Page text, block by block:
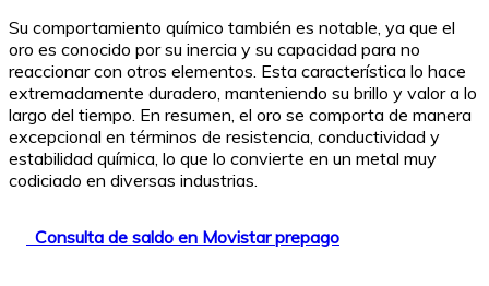
Su comportamiento químico también es notable, ya que el
oro es conocido por su inercia y su capacidad para no
reaccionar con otros elementos. Esta característica lo hace
extremadamente duradero, manteniendo su brillo y valor a lo
largo del tiempo. En resumen, el oro se comporta de manera
excepcional en términos de resistencia, conductividad y
estabilidad química, lo que lo convierte en un metal muy
codiciado en diversas industrias.
Consulta de saldo en Movistar prepago